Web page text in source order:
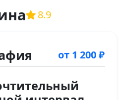
8.9
от 1 200 ₽